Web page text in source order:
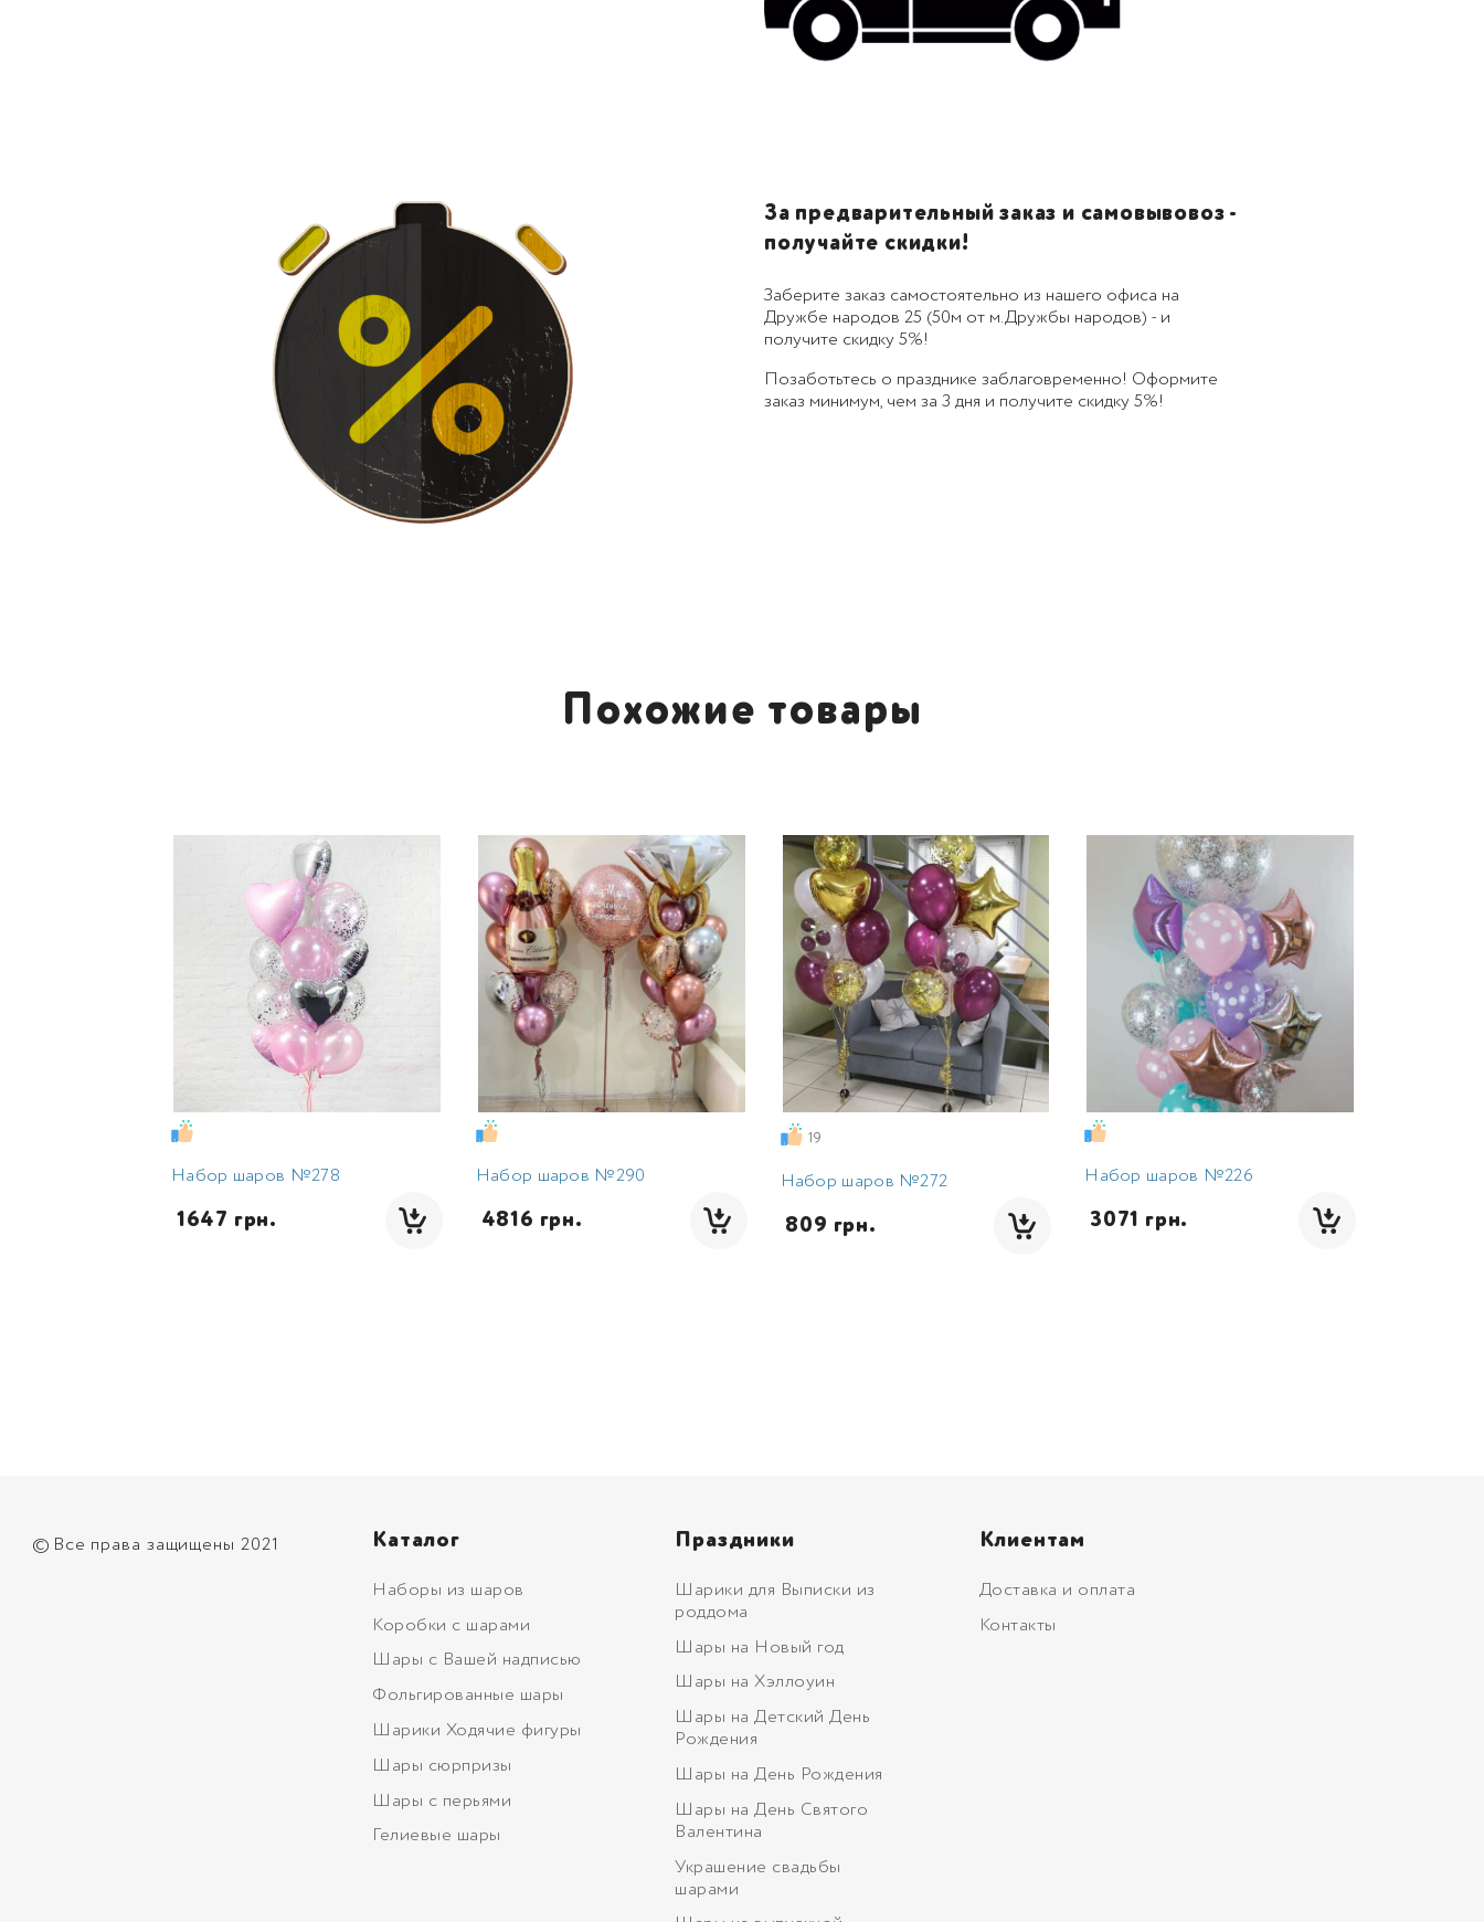
За предварительный заказ и самовывовоз -
получайте скидки!
Заберите заказ самостоятельно из нашего офиса на
Дружбе народов 25 (50м от м.Дружбы народов) - и
получите скидку 5%!
Позаботьтесь о празднике заблаговременно! Оформите
заказ минимум, чем за 3 дня и получите скидку 5%!
Похожие товары
Набор шаров №278
1647 грн.
Набор шаров №290
4816 грн.
19
Набор шаров №272
809 грн.
Набор шаров №226
3071 грн.
©Все права защищены 2021 Каталог
Наборы из шаров
Коробки с шарами
Шары с Вашей надписью
Фольгированные шары
Шарики Ходячие фигуры
Шары сюрпризы
Шары с перьями
Гелиевые шары
Праздники
Шарики для Выписки из
роддома
Шары на Новый год
Шары на Хэллоуин
Шары на Детский День
Рождения
Шары на День Рождения
Шары на День Святого
Валентина
Украшение свадьбы
шарами
Клиентам
Доставка и оплата
Контакты